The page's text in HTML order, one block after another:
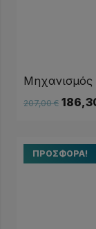
Μηχανισμός
207,00€
ΠΡΟΣΦΟΡΆ!